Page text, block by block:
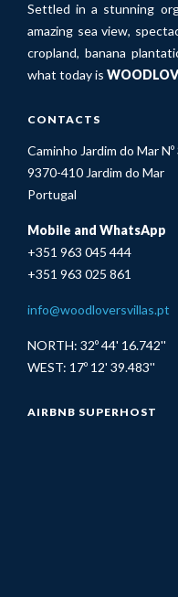
Settled in a stunning
amazing sea view,
cropland, banana
what today is
CONTACTS
Caminho Jardim do Mar Nº
9370-410 Jardim do Mar
Portugal
Mobile and WhatsApp
+351 963 045 444
+351 963 025 861
info@woodloversvillas.pt
NORTH: 32º 44' 16.742''
WEST: 17º 12' 39.483''
AIRBNB SUPERHOST